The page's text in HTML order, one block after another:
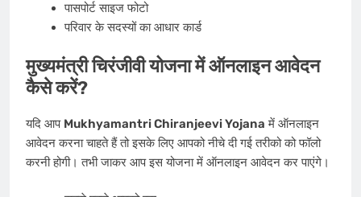
पासपोर्ट साइज फोटो
परिवार के सदस्यों का आधार कार्ड
मुख्यमंत्री चिरंजीवी योजना में ऑनलाइन आवेदन
कैसे करें?
यदि आप Mukhyamantri Chiranjeevi Yojana में ऑनलाइन
आवेदन करना चाहते हैं तो इसके लिए आपको नीचे दी गई तरीको को फॉलो
करनी होगी। तभी जाकर आप इस योजना में ऑनलाइन आवेदन कर पाएंगे।